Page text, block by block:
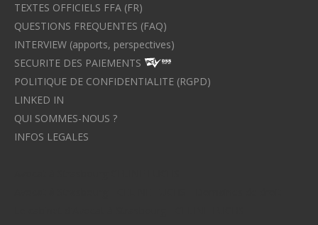
TEXTES OFFICIELS FFA (FR)
QUESTIONS FREQUENTES (FAQ)
INTERVIEW (apports, perspectives)
SECURITE DES PAIEMENTS
POLITIQUE DE CONFIDENTIALITE (RGPD)
LINKED IN
QUI SOMMES-NOUS ?
INFOS LEGALES